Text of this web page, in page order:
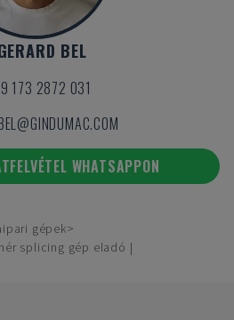
BEL
173 2872 031
WHATSAPPON
gépek
splicing gép eladó |